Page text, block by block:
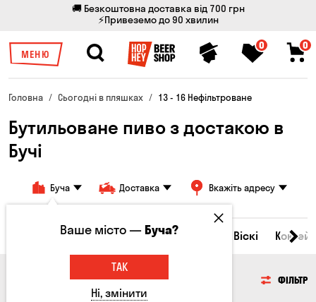
🚚 Безкоштовна доставка від 700 грн
⚡Привеземо до 90 хвилин
МЕНЮ
0 0
Головна Сьогодні в пляшках 13 - 16 Нефільтроване
Бутильоване пиво з достакою в
Бучі
Буча Доставка Вкажіть адресу
Всі товари Пиво Сидр Віскі
ФІЛЬТР
Ваше місто —Буча?
ТАК
Ні, змінити